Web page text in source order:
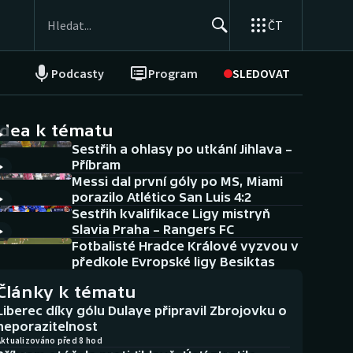
ČT
Podcasty Program SLEDOVAT
NEPŘEHLÉDNĚTE
Historické návraty
Aplikace ČT sport
AZ kvíz
k tématu
Sestřih a ohlasy po utkání Jihlava –
Příbram
Messi dal první góly po MS, Miami
porazilo Atlético San Luis 4:2
Sestřih kvalifikace Ligy mistryň
Slavia Praha – Rangers FC
Fotbalisté Hradce Králové vyzvou v
předkole Evropské ligy Besiktas
k tématu
díky gólu Dulaye připravil Zbrojovku o
před 8 hod